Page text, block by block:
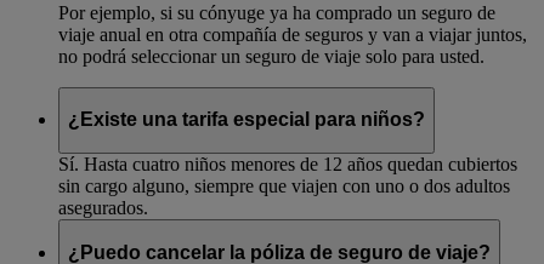
Por ejemplo, si su cónyuge ya ha comprado un seguro de
viaje anual en otra compañía de seguros y van a viajar juntos,
no podrá seleccionar un seguro de viaje solo para usted.
¿Existe una tarifa especial para niños?
Sí. Hasta cuatro niños menores de 12 años quedan cubiertos
sin cargo alguno, siempre que viajen con uno o dos adultos
asegurados.
¿Puedo cancelar la póliza de seguro de viaje?